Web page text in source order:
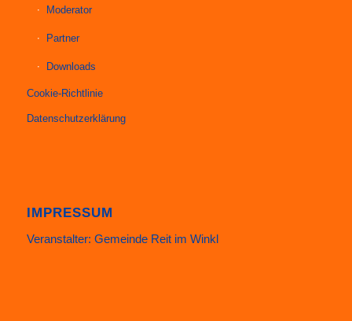
Moderator
Partner
Downloads
Cookie-Richtlinie
Datenschutzerklärung
IMPRESSUM
Veranstalter: Gemeinde Reit im Winkl